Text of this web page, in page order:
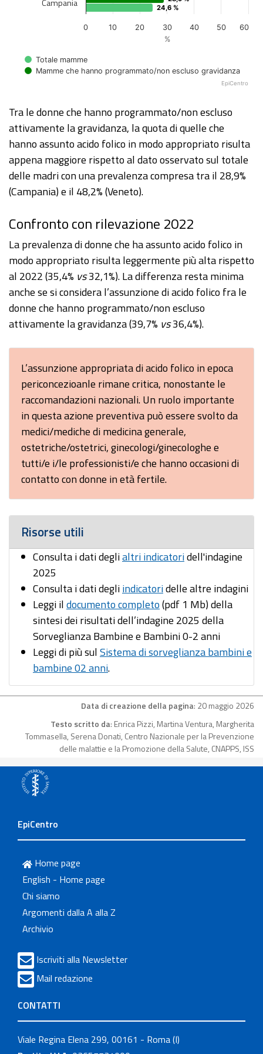
%
24,6 %
24,6 %
Totale mamme
Mamme che hanno programmato/non escluso gravidanza
0 10 20 30 40 50 60
Campania
EpiCentro
Tra le donne che hanno programmato/non escluso
attivamente la gravidanza, la quota di quelle che
hanno assunto acido folico in modo appropriato risulta
appena maggiore rispetto al dato osservato sul totale
delle madri con una prevalenza compresa tra il 28,9%
(Campania) e il 48,2% (Veneto).
Confronto con rilevazione 2022
La prevalenza di donne che ha assunto acido folico in
modo appropriato risulta leggermente più alta rispetto
al 2022 (35,4% vs32,1%). La differenza resta minima
anche se si considera l’assunzione di acido folico fra le
donne che hanno programmato/non escluso
attivamente la gravidanza (39,7% vs36,4%).
L’assunzione appropriata di acido folico in epoca
periconcezioanle rimane critica, nonostante le
raccomandazioni nazionali. Un ruolo importante
in questa azione preventiva può essere svolto da
medici/mediche di medicina generale,
ostetriche/ostetrici, ginecologi/ginecologhe e
tutti/e i/le professionisti/e che hanno occasioni di
contatto con donne in età fertile.
Risorse utili
Consulta i dati deglialtri indicatoridell'indagine
2025
Consulta i dati degliindicatoridelle altre indagini
Leggi ildocumento completo(pdf 1 Mb) della
sintesi dei risultati dell’indagine 2025 della
Sorveglianza Bambine e Bambini 0-2 anni
Leggi di più sulSistema di sorveglianza bambini e
bambine 02 anni.
Data di creazione della pagina: 20 maggio 2026
Testo scritto da: Enrica Pizzi, Martina Ventura, Margherita
Tommasella, Serena Donati, Centro Nazionale per la Prevenzione
delle malattie e la Promozione della Salute, CNAPPS, ISS
EpiCentro
Home page
English - Home page
Chi siamo
Argomenti dalla A alla Z
Archivio
Iscriviti alla Newsletter
Mail redazione
CONTATTI
Viale Regina Elena 299, 00161 - Roma (I)